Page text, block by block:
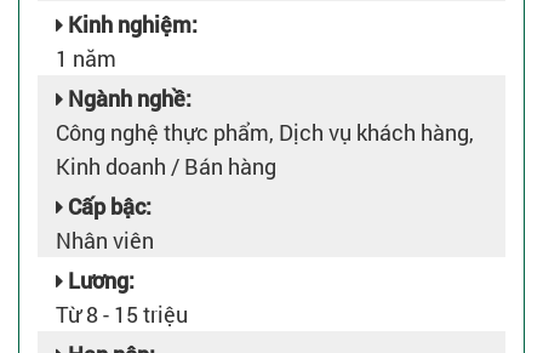
Kinh nghiệm:
1 năm
Ngành nghề:
Công nghệ thực phẩm, Dịch vụ khách hàng,
Kinh doanh / Bán hàng
Cấp bậc:
Nhân viên
Lương:
Từ 8 - 15 triệu